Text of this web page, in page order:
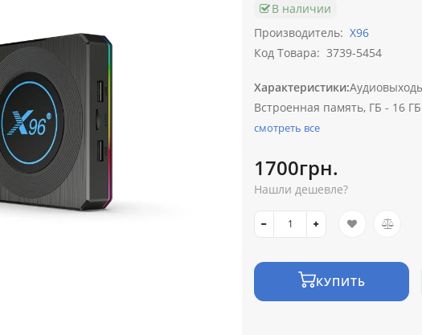
В наличии
Производитель: X96
Код Товара: 3739-5454
Характеристики:
Встроенная память, ГБ - 16
смотреть все
1700грн.
Нашли дешевле?
КУПИТЬ